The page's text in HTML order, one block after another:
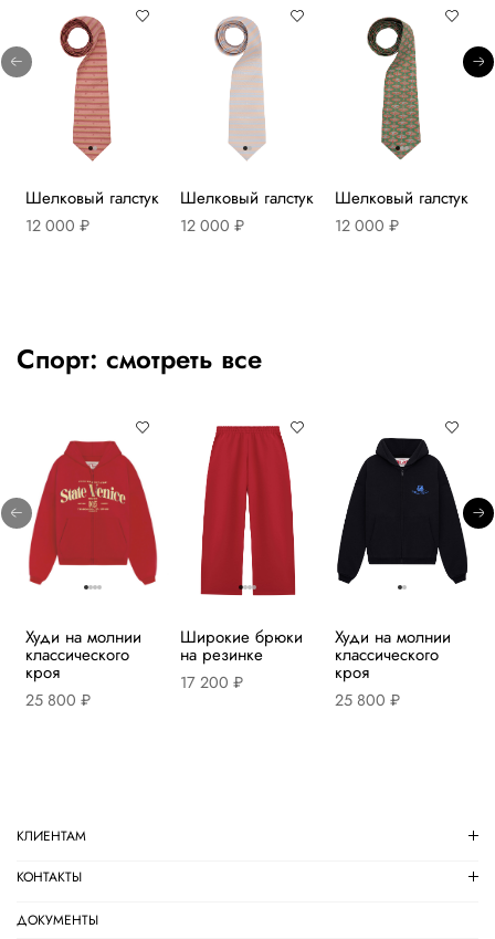
Шелковый галстук
12 000 ₽
Шелковый галстук
12 000 ₽
Шелковый галстук
12 000 ₽
Спорт: смотреть все
Худи на молнии
классического
кроя
25 800 ₽
Широкие брюки
на резинке
17 200 ₽
Худи на молнии
классического
кроя
25 800 ₽
КЛИЕНТАМ
КОНТАКТЫ
ДОКУМЕНТЫ